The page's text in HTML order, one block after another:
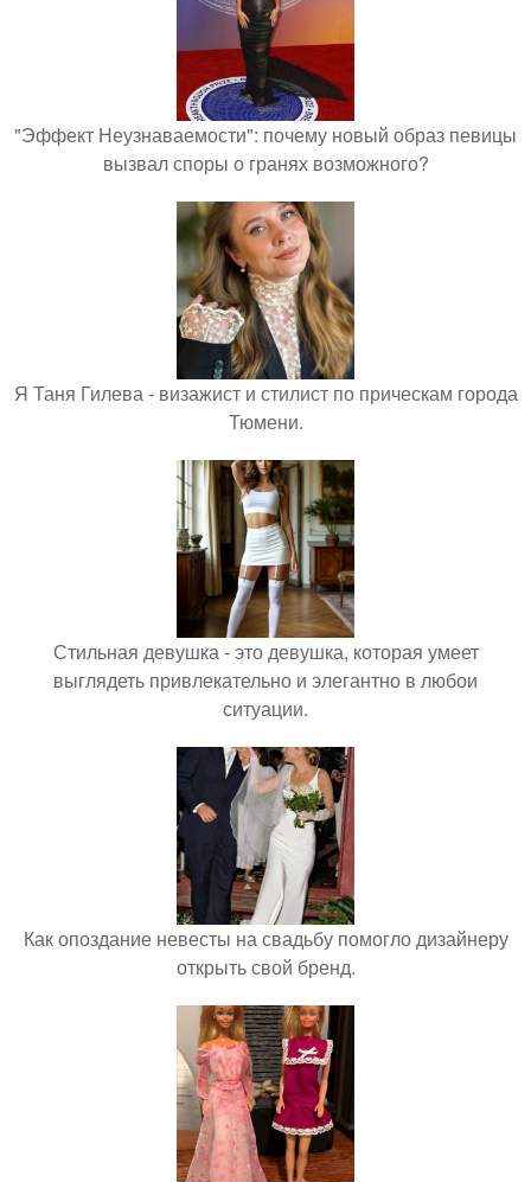
"Эффект Неузнаваемости": почему новый образ певицы
вызвал споры о гранях возможного?
Я Таня Гилева - визажист и стилист по прическам города
Тюмени.
Стильная девушка - это девушка, которая умеет
выглядеть привлекательно и элегантно в любои
ситуации.
Как опоздание невесты на свадьбу помогло дизайнеру
открыть свой бренд.